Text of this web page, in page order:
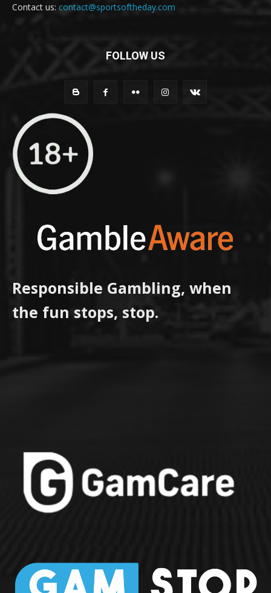
Contact us: contact@sportsoftheday.com
FOLLOW US
Responsible Gambling, when
the fun stops, stop.